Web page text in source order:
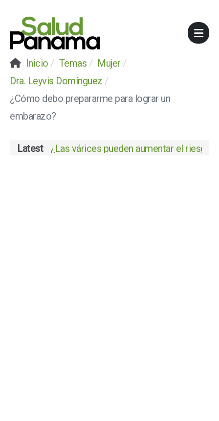
Inicio Temas
Mujer
Dra. Leyvis Domínguez
¿Cómo debo prepararme para lograr un
embarazo?
Latest ¿Las várices pueden aumentar el riesgo